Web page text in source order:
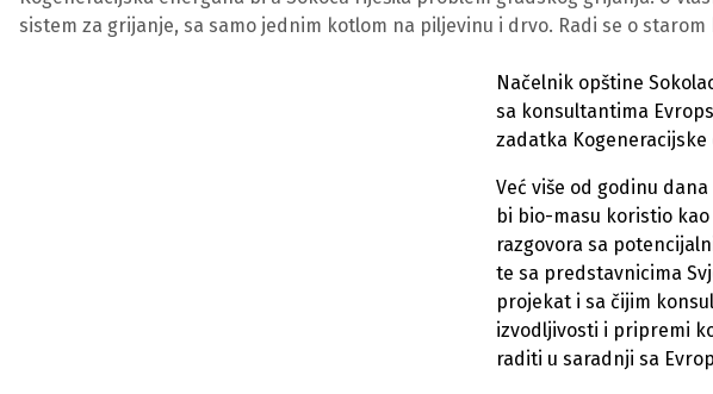
sistem za grijanje, sa samo jednim kotlom na piljevinu i drvo. Radi se o
Načelnik opštine
sa konsultantima
zadatka
Već više od godinu
bi bio-masu koristio
razgovora sa
te sa predstavnicima
projekat i sa čijim
izvodljivosti i pripremi
raditi u saradnji sa